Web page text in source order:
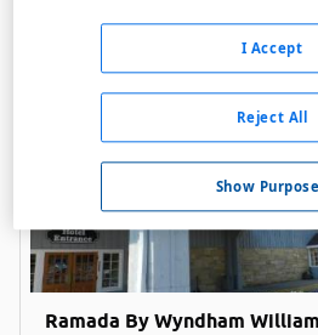
Ramada By Wyndham
Show
Reject All
I Accept